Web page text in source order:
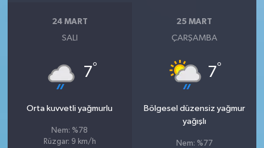
24 MART
SALI
7°
Orta kuvvetli yağmurlu
Nem: %78
Rüzgar: 9 km/h
25 MART
ÇARŞAMBA
7°
Bölgesel düzensiz yağmur
yağışlı
Nem: %77